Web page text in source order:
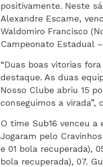
positivamente. Neste
Alexandre Escame,
Waldomiro Francisco
Campeonato Estadual
“Duas boas vitorias
destaque. As duas
Nosso Clube abriu 15
conseguimos a virada”,
O time Sub16 venceu
Jogaram pelo
e 01 bola recuperada),
bola recuperada), 07.